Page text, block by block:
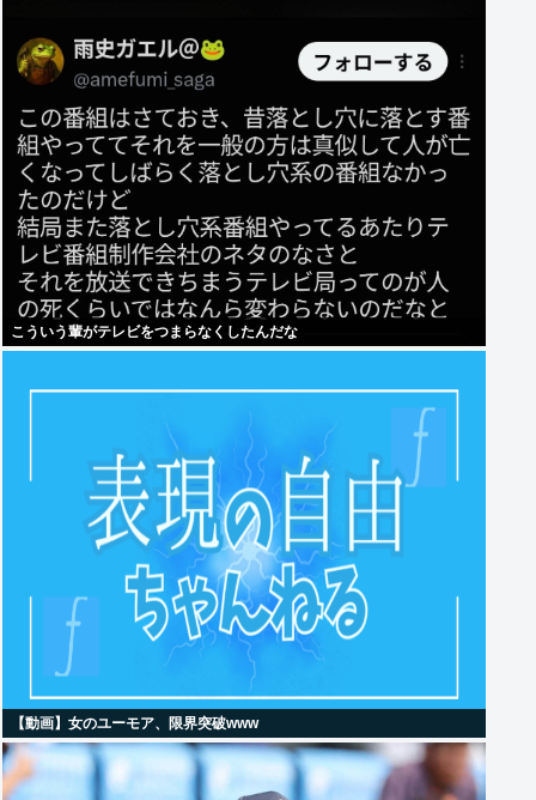
こういう輩がテレビをつまらなくしたんだな
【動画】女のユーモア、限界突破www